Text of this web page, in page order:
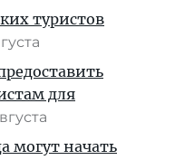
туристов
для
могут начать